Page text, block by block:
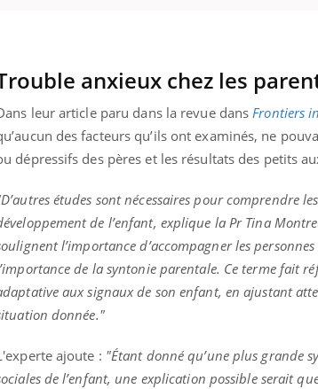
anxieux chez les
leur article paru dans la revue dansFrontiers
des facteurs qu’ils ont examinés, ne
dépressifs des pères et les résultats des petits
études sont nécessaires pour comprendre
de l’enfant, explique la PrTina
l’importance d’accompagner les
de la syntonie parentale. Ce terme fait
aux signaux de son enfant, en ajustant
donnée."
ajoute : "Étant donné qu’une plus grande
de l’enfant, une explication possible serait